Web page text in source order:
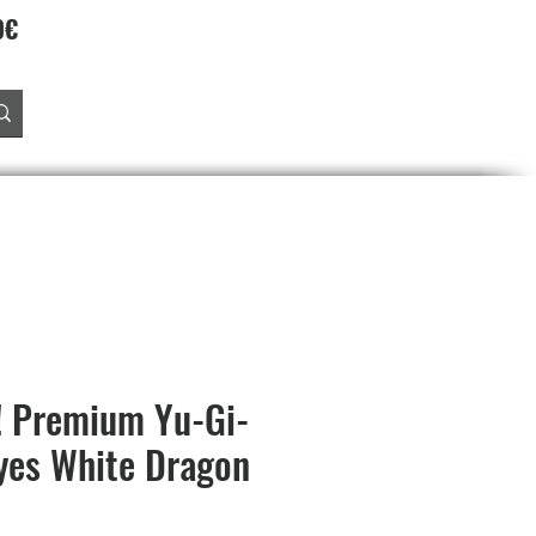
Premium Yu-Gi-
White Dragon